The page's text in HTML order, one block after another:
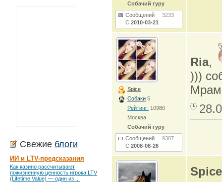
Свежие блоги
ИИ и LTV-предсказания
Как казино рассчитывают
пожизненную ценность игрока LTV
(Lifetime Value) — один из ...
Собачий гуру
Сообщений 3233
С 2010-03-21
Spice
Собаки 5
Рейтинг: 10980
Москва
Собачий гуру
Сообщений 9387
С 2008-08-26
Ria,
)))
Spice